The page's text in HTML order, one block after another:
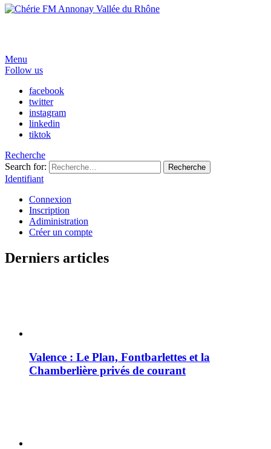
Menu
Follow us
facebook
twitter
instagram
linkedin
tiktok
Recherche
Search for:
Recherche
Identifiant
Connexion
Inscription
Adiministration
Créer un compte
Derniers articles
Valence : Le Plan, Fontbarlettes et la
Chamberlière privés de courant